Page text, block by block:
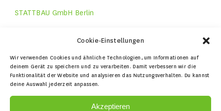
Cookie-Einstellungen
Wir verwenden Cookies und ähnliche Technologien, um Informationen auf
deinem Gerät zu speichern und zu verarbeiten. Damit verbessern wir die
Funktionalität der Website und analysieren das Nutzungsverhalten. Du kannst
deine Auswahl jederzeit anpassen.
Akzeptieren
STATTBAU GmbH Berlin
netzwerkimmovielien | 22. Oktober
STATTBAU
GmbH
Read More